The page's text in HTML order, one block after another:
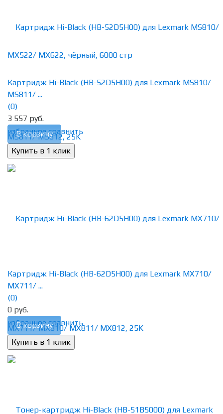
избранное сравнить
Картридж Hi-Black (HB-52D5H00) для Lexmark MS810/
MS811/ ...
(0)
3 557 руб.
В корзину
избранное сравнить
Картридж Hi-Black (HB-62D5H00) для Lexmark MX710/
MX711/ ...
(0)
0 руб.
В корзину